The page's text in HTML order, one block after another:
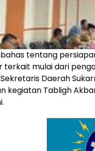
tentang
mulai dari
Daerah
kegiatan Tabligh